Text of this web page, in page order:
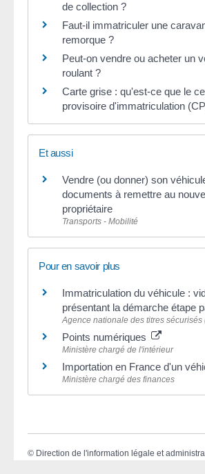
de collection ?
Faut-il immatriculer une
remorque ?
Peut-on vendre ou acheter un
roulant ?
Carte grise : qu'est-ce que le
provisoire d'immatriculation
Et aussi
Vendre (ou donner) son
documents à remettre au
propriétaire
Transports - Mobilité
Pour en savoir plus
Immatriculation du véhicule :
présentant la démarche étape
Agence nationale des titres sécurisés
Points numériques
Ministère chargé de l'intérieur
Importation en France d'un
Ministère chargé des finances
© Direction de l'information légale et